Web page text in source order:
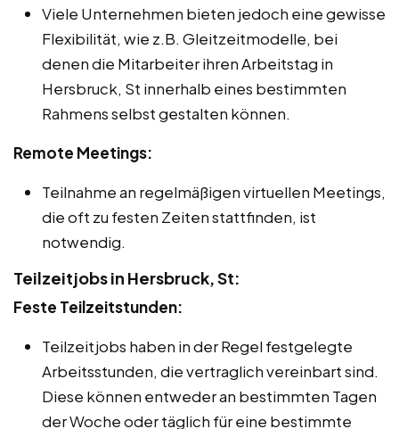
Viele Unternehmen bieten jedoch eine gewisse
Flexibilität, wie z.B. Gleitzeitmodelle, bei
denen die Mitarbeiter ihren Arbeitstag in
Hersbruck, St innerhalb eines bestimmten
Rahmens selbst gestalten können.
Remote Meetings:
Teilnahme an regelmäßigen virtuellen Meetings,
die oft zu festen Zeiten stattfinden, ist
notwendig.
Teilzeitjobs in Hersbruck, St:
Feste Teilzeitstunden:
Teilzeitjobs haben in der Regel festgelegte
Arbeitsstunden, die vertraglich vereinbart sind.
Diese können entweder an bestimmten Tagen
der Woche oder täglich für eine bestimmte